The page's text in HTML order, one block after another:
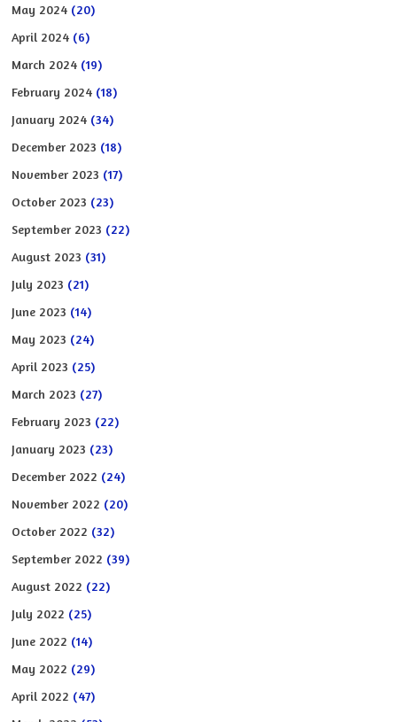
May 2024 (20)
April 2024 (6)
March 2024 (19)
February 2024 (18)
January 2024 (34)
December 2023 (18)
November 2023 (17)
October 2023 (23)
September 2023 (22)
August 2023 (31)
July 2023 (21)
June 2023 (14)
May 2023 (24)
April 2023 (25)
March 2023 (27)
February 2023 (22)
January 2023 (23)
December 2022 (24)
November 2022 (20)
October 2022 (32)
September 2022 (39)
August 2022 (22)
July 2022 (25)
June 2022 (14)
May 2022 (29)
April 2022 (47)